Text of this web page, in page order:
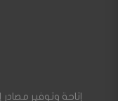
إتاحة وتوفير